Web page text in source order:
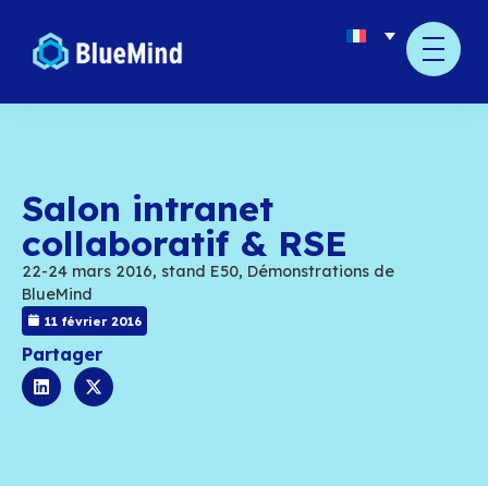
Salon intranet
collaboratif & RSE
22-24 mars 2016, stand E50, Démonstrations
BlueMind
11 février 2016